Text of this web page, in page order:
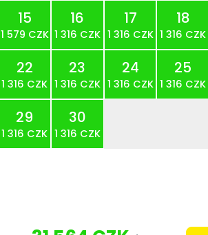
15
1 579 CZK
16
1 316 CZK
17
1 316 CZK
18
1 316 CZK
22
1 316 CZK
23
1 316 CZK
24
1 316 CZK
25
1 316 CZK
29
1 316 CZK
30
1 316 CZK